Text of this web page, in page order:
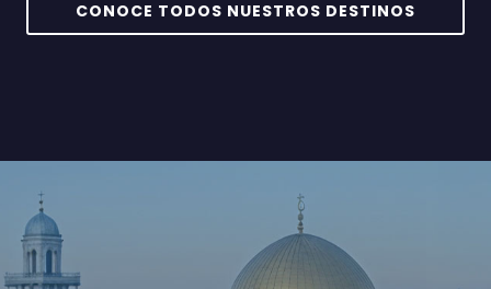
CONOCE TODOS NUESTROS DESTINOS